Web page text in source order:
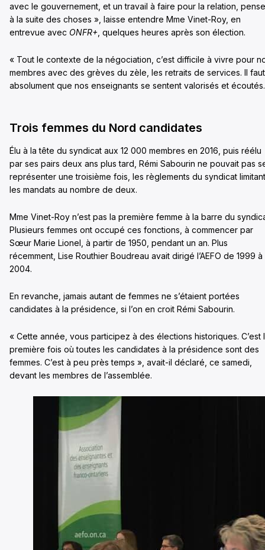
avec le gouvernement, et un travail à faire pour la relation,
à la suite des choses », laisse entendre Mme Vinet-Roy, en
entrevue avec ONFR+ , quelques heures après son élection.
« Tout le contexte de la négociation, c’est difficile à vivre pour
membres avec des grèves du zèle, les retraits de services. Il faut
absolument que nos enseignants se sentent valorisés et
Trois femmes du Nord candidates
Élu à la tête du syndicat aux 12 000 membres en 2016, puis réélu
par ses pairs deux ans plus tard, Rémi Sabourin ne pouvait pas
représenter une troisième fois, les règlements du syndicat limitant
les mandats au nombre de deux.
Mme Vinet-Roy n’est pas la première femme à la barre du
Plusieurs femmes ont occupé ces fonctions, à commencer par
Sœur Marie Lionel, à partir de 1950, pendant un an. Plus
récemment, Lise Routhier Boudreau avait dirigé l’AEFO de 1999 à
2004.
En revanche, jamais autant de femmes ne s’étaient portées
candidates à la présidence, si l’on en croit Rémi Sabourin.
« Cette année, vous participez à des élections historiques. C’est
première fois où toutes les candidates à la présidence sont des
femmes. C’est à peu près temps », avait-il déclaré, ce samedi,
devant les membres de l’assemblée.